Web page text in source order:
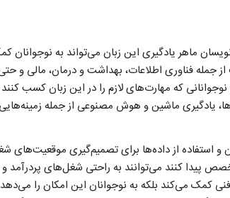
ماهر یادگیری این زبان می‌تواند به
جمله فناوری اطلاعات، بهداشت و درمان، مالی و
که مهارت‌های لازم را در این زبان کسب
یادگیری ماشین و هوش مصنوعی از جمله
و استفاده از داده‌ها برای تصمیم‌گیری موقعیت‌های
پیدا کنند می‌توانند به راحتی شغل‌های پردرآمد و
کمک می‌کند بلکه به نوجوانان این امکان را